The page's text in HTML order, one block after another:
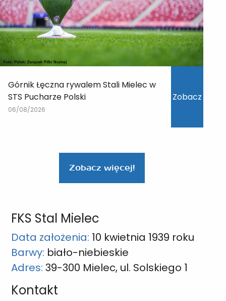
Górnik Łęczna rywalem Stali Mielec w
STS Pucharze Polski
06/08/2026
Zobacz
Zobacz więcej!
FKS Stal Mielec
Data założenia: 10 kwietnia 1939 roku
Barwy: biało-niebieskie
Adres: 39-300 Mielec, ul. Solskiego 1
Kontakt